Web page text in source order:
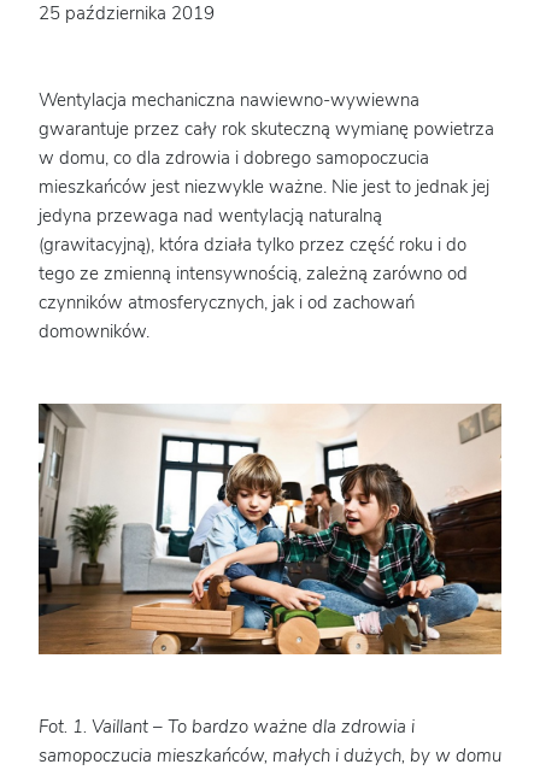
25 października 2019
Wentylacja mechaniczna nawiewno-wywiewna
gwarantuje przez cały rok skuteczną wymianę powietrza
w domu, co dla zdrowia i dobrego samopoczucia
mieszkańców jest niezwykle ważne. Nie jest to jednak jej
jedyna przewaga nad wentylacją naturalną
(grawitacyjną), która działa tylko przez część roku i do
tego ze zmienną intensywnością, zależną zarówno od
czynników atmosferycznych, jak i od zachowań
domowników.
Fot. 1. Vaillant – To bardzo ważne dla zdrowia i
samopoczucia mieszkańców, małych i dużych, by w domu